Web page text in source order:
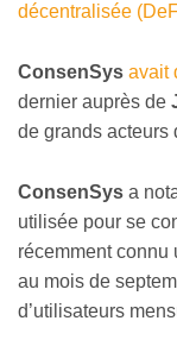
décentralisée
ConsenSys avait
dernier auprès de
de grands acteurs
ConsenSys a
utilisée pour se
récemment connu
au mois de
d’utilisateurs